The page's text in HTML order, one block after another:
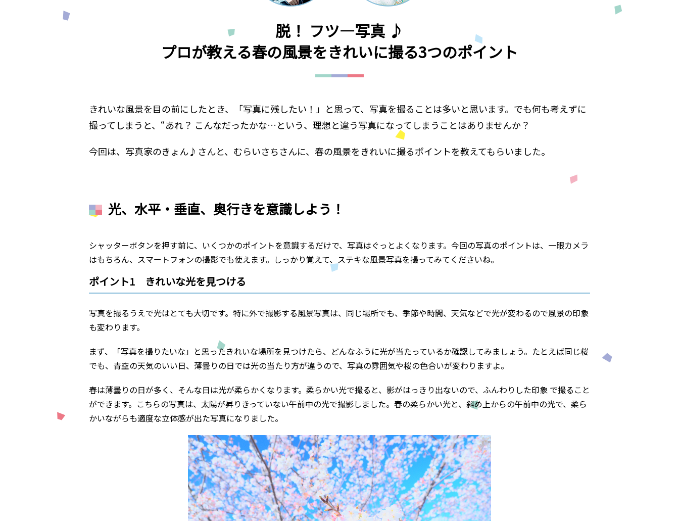
脱！ フツ―写真 ♪
プロが教える春の風景をきれいに撮る3つのポイント
きれいな風景を目の前にしたとき、「写真に残したい！」と思って、写真を撮ることは多いと思います。でも何も考えずに
撮ってしまうと、“あれ？ こんなだったかな…という、理想と違う写真になってしまうことはありませんか？
今回は、写真家のきょん♪さんと、むらいさちさんに、春の風景をきれいに撮るポイントを教えてもらいました。
光、水平・垂直、奥行きを意識しよう！
シャッターボタンを押す前に、いくつかのポイントを意識するだけで、写真はぐっとよくなります。今回の写真のポイントは、一眼カメラ
はもちろん、スマートフォンの撮影でも使えます。しっかり覚えて、ステキな風景写真を撮ってみてくださいね。
ポイント1 きれいな光を見つける
写真を撮るうえで光はとても大切です。特に外で撮影する風景写真は、同じ場所でも、季節や時間、天気などで光が変わるので風景の印象
も変わります。
まず、「写真を撮りたいな」と思ったきれいな場所を見つけたら、どんなふうに光が当たっているか確認してみましょう。たとえば同じ桜
でも、青空の天気のいい日、薄曇りの日では光の当たり方が違うので、写真の雰囲気や桜の色合いが変わりますよ。
春は薄曇りの日が多く、そんな日は光が柔らかくなります。柔らかい光で撮ると、影がはっきり出ないので、ふんわりした印象 で撮ること
ができます。こちらの写真は、太陽が昇りきっていない午前中の光で撮影しました。春の柔らかい光と、斜め上からの午前中の光で、柔ら
かいながらも適度な立体感が出た写真になりました。